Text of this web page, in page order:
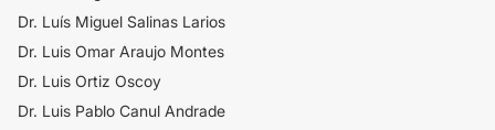
Dr. Luís Miguel Salinas Larios
Dr. Luis Omar Araujo Montes
Dr. Luis Ortiz Oscoy
Dr. Luis Pablo Canul Andrade